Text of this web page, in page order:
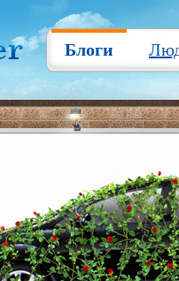
Блоги